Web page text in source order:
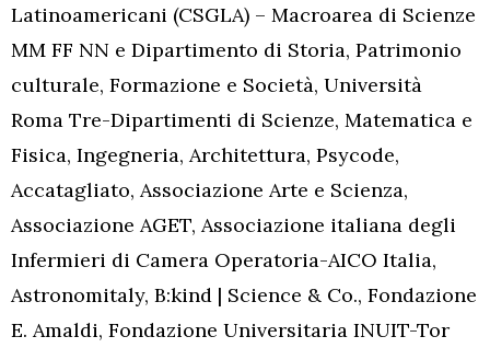
Latinoamericani (CSGLA) – Macroarea di Scienze
MM FF NN e Dipartimento di Storia, Patrimonio
culturale, Formazione e Società, Università
Roma Tre-Dipartimenti di Scienze, Matematica e
Fisica, Ingegneria, Architettura, Psycode,
Accatagliato, Associazione Arte e Scienza,
Associazione AGET, Associazione italiana degli
Infermieri di Camera Operatoria-AICO Italia,
Astronomitaly, B:kind | Science & Co., Fondazione
E. Amaldi, Fondazione Universitaria INUIT-Tor